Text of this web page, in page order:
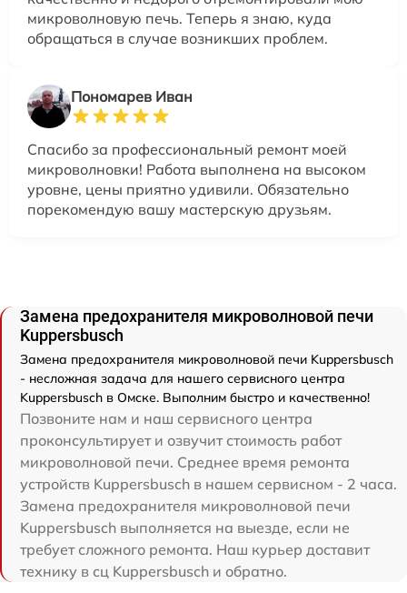
микроволновую печь. Теперь я знаю, куда
обращаться в случае возникших проблем.
Пономарев Иван
Спасибо за профессиональный ремонт моей
микроволновки! Работа выполнена на высоком
уровне, цены приятно удивили. Обязательно
порекомендую вашу мастерскую друзьям.
Замена предохранителя микроволновой печи
Kuppersbusch
Замена предохранителя микроволновой печи Kuppersbusch
- несложная задача для нашего сервисного центра
Kuppersbusch в Омске. Выполним быстро и качественно!
Позвоните нам и наш сервисного центра
проконсультирует и озвучит стоимость работ
микроволновой печи. Среднее время ремонта
устройств Kuppersbusch в нашем сервисном - 2 часа.
Замена предохранителя микроволновой печи
Kuppersbusch выполняется на выезде, если не
требует сложного ремонта. Наш курьер доставит
технику в сц Kuppersbusch и обратно.